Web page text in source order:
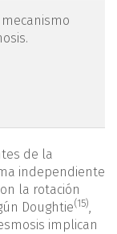
de la
independiente
la rotación
Doughtie(15),
implican